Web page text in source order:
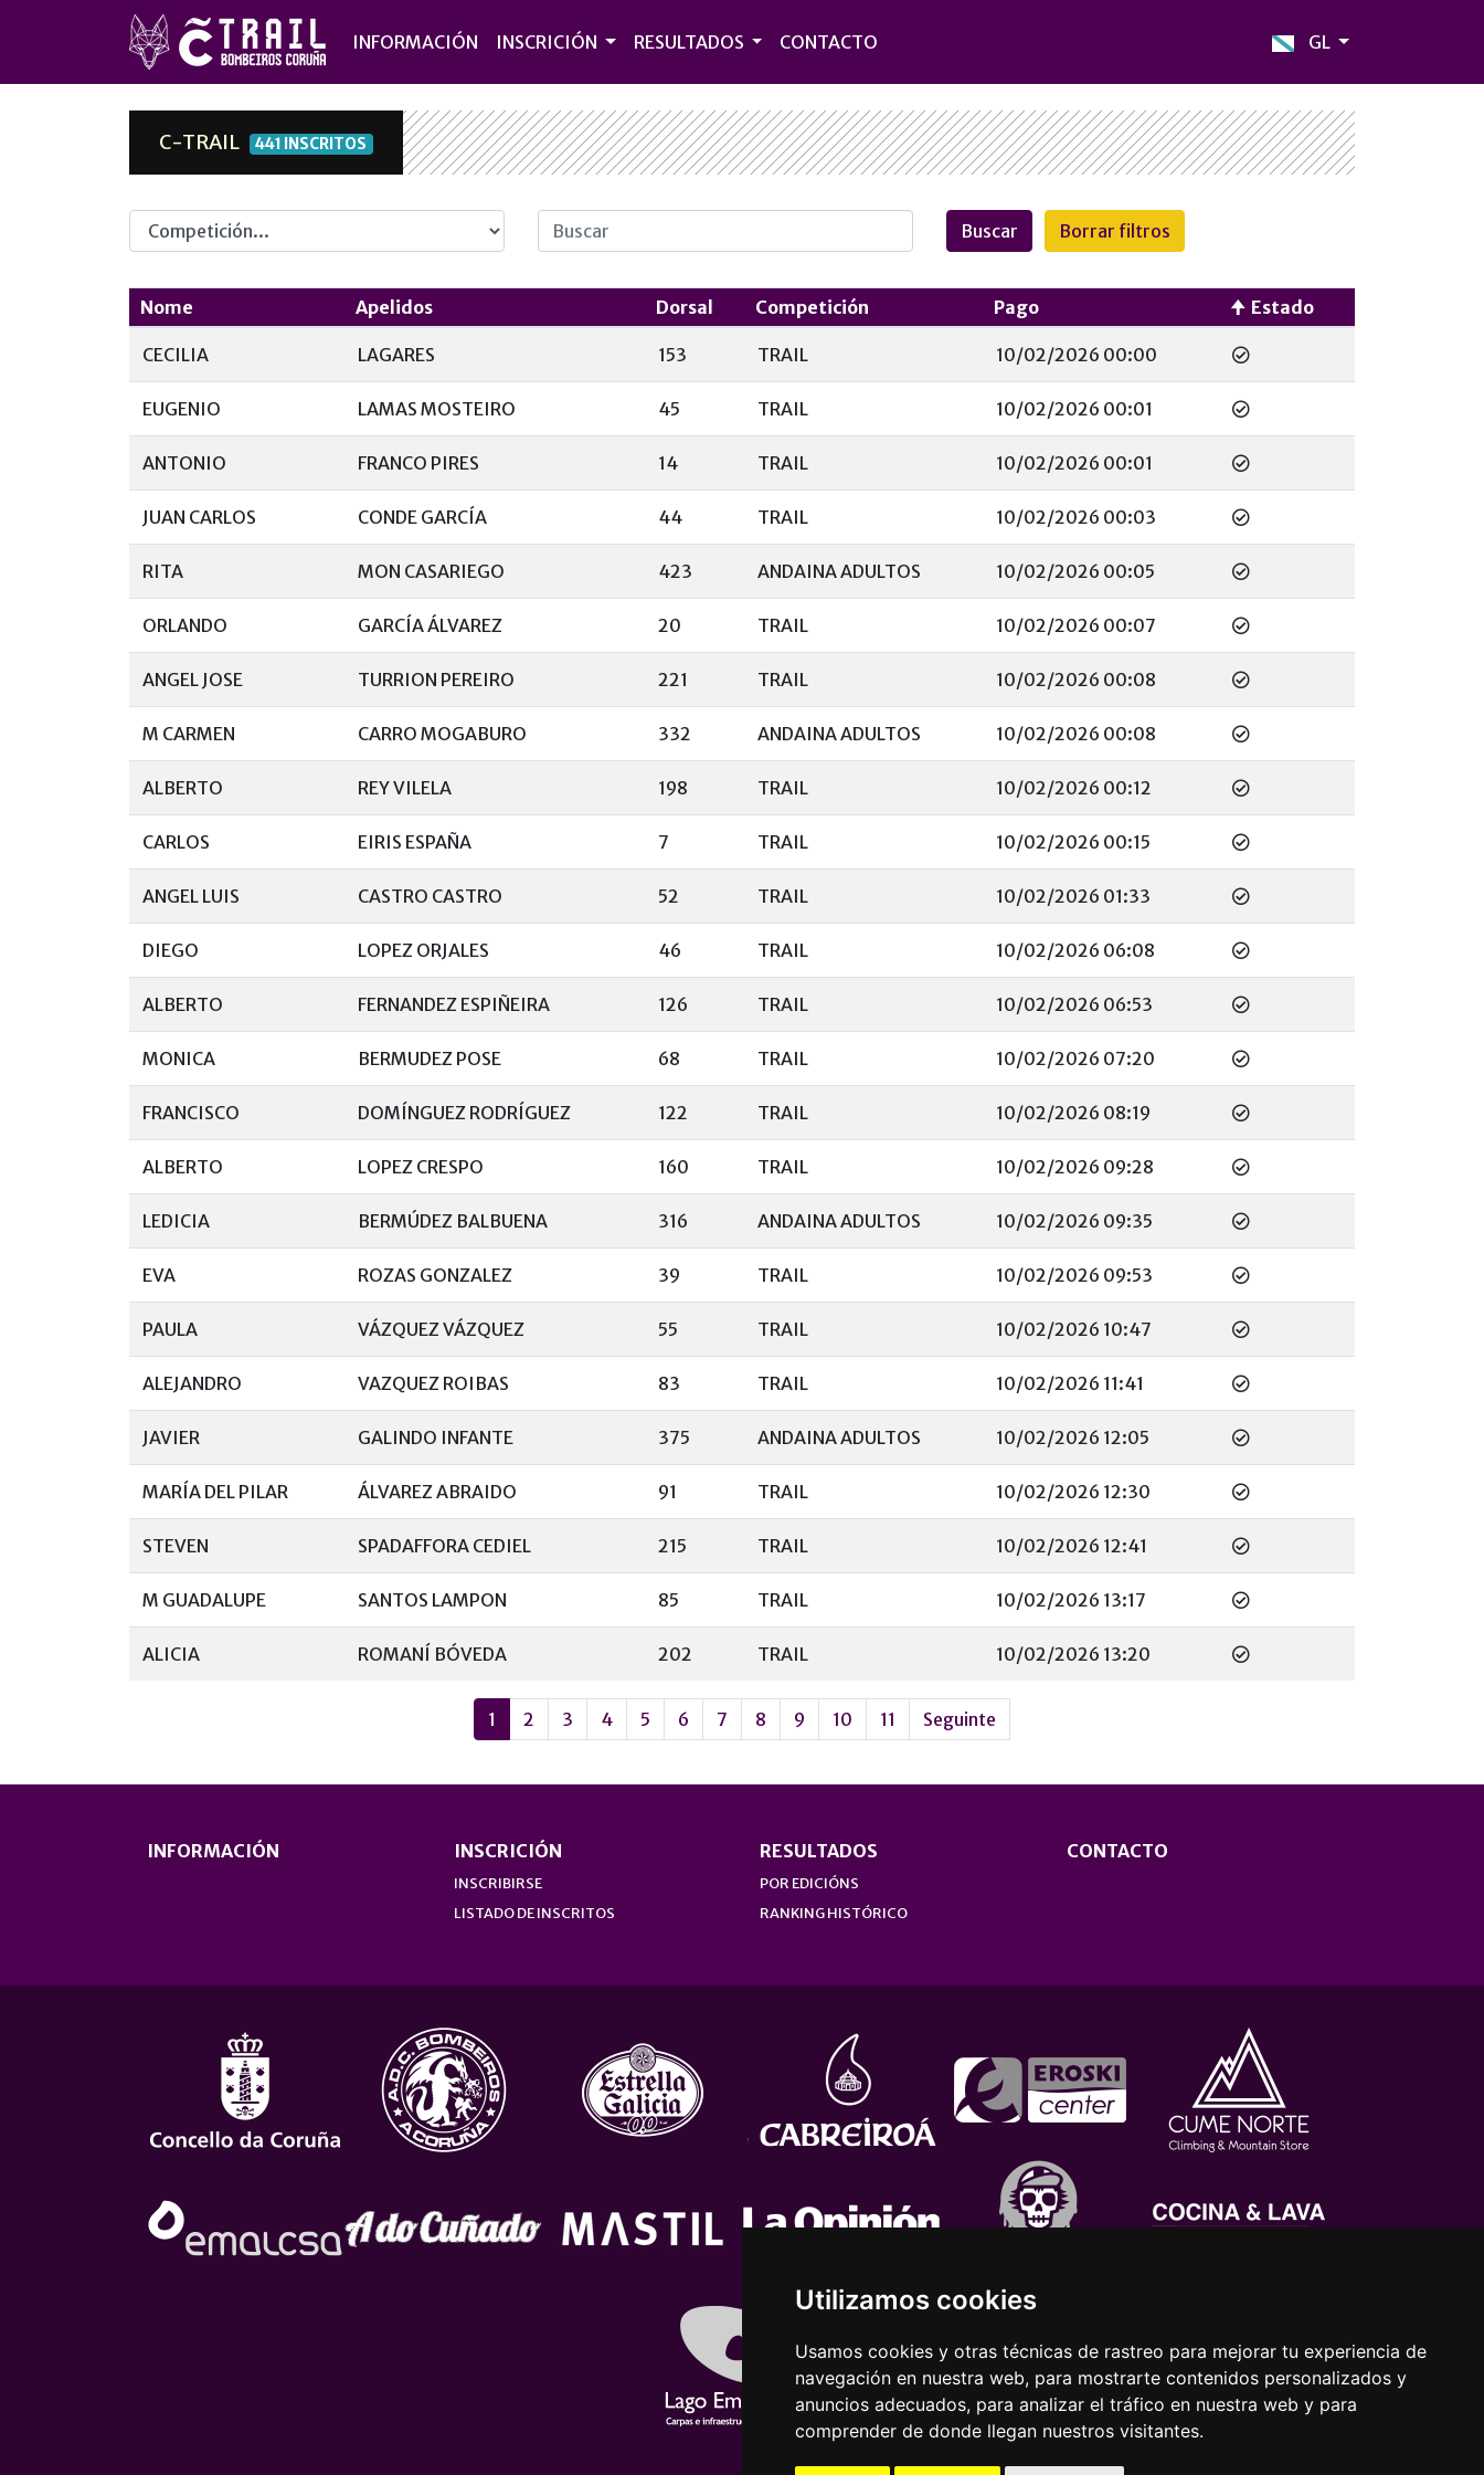
Utilizamos cookies
Usamos cookies y otras técnicas de rastreo para mejorar tu experiencia de
navegación en nuestra web, para mostrarte contenidos personalizados y
anuncios adecuados, para analizar el tráfico en nuestra web y para
comprender de donde llegan nuestros visitantes.
INFORMACIÓN INSCRICIÓN RESULTADOS CONTACTO GL
C-TRAIL 441 INSCRITOS
Competicion
Nome Apelidos Dorsal Competición Pago Estado
CECILIA LAGARES 153 TRAIL 10/02/2026 00:00
EUGENIO LAMAS MOSTEIRO 45 TRAIL 10/02/2026 00:01
ANTONIO FRANCO PIRES 14 TRAIL 10/02/2026 00:01
JUAN CARLOS CONDE GARCÍA 44 TRAIL 10/02/2026 00:03
RITA MON CASARIEGO 423 ANDAINA ADULTOS 10/02/2026 00:05
ORLANDO GARCÍA ÁLVAREZ 20 TRAIL 10/02/2026 00:07
ANGEL JOSE TURRION PEREIRO 221 TRAIL 10/02/2026 00:08
M CARMEN CARRO MOGABURO 332 ANDAINA ADULTOS 10/02/2026 00:08
ALBERTO REY VILELA 198 TRAIL 10/02/2026 00:12
CARLOS EIRIS ESPAÑA 7 TRAIL 10/02/2026 00:15
ANGEL LUIS CASTRO CASTRO 52 TRAIL 10/02/2026 01:33
DIEGO LOPEZ ORJALES 46 TRAIL 10/02/2026 06:08
ALBERTO FERNANDEZ ESPIÑEIRA 126 TRAIL 10/02/2026 06:53
MONICA BERMUDEZ POSE 68 TRAIL 10/02/2026 07:20
FRANCISCO DOMÍNGUEZ RODRÍGUEZ 122 TRAIL 10/02/2026 08:19
ALBERTO LOPEZ CRESPO 160 TRAIL 10/02/2026 09:28
LEDICIA BERMÚDEZ BALBUENA 316 ANDAINA ADULTOS 10/02/2026 09:35
EVA ROZAS GONZALEZ 39 TRAIL 10/02/2026 09:53
PAULA VÁZQUEZ VÁZQUEZ 55 TRAIL 10/02/2026 10:47
ALEJANDRO VAZQUEZ ROIBAS 83 TRAIL 10/02/2026 11:41
JAVIER GALINDO INFANTE 375 ANDAINA ADULTOS 10/02/2026 12:05
MARÍA DEL PILAR ÁLVAREZ ABRAIDO 91 TRAIL 10/02/2026 12:30
STEVEN SPADAFFORA CEDIEL 215 TRAIL 10/02/2026 12:41
M GUADALUPE SANTOS LAMPON 85 TRAIL 10/02/2026 13:17
ALICIA ROMANÍ BÓVEDA 202 TRAIL 10/02/2026 13:20
1 2 3 4 5 6 7 8 9 10 11 Seguinte
INFORMACIÓN INSCRICIÓN
INSCRIBIRSE
LISTADO DE INSCRITOS
RESULTADOS
POR EDICIÓNS
RANKING HISTÓRICO
CONTACTO